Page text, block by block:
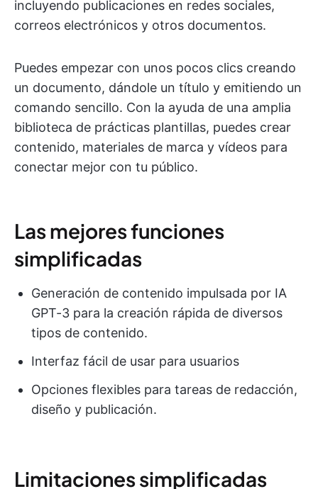
incluyendo publicaciones en redes sociales,
correos electrónicos y otros documentos.
Puedes empezar con unos pocos clics creando
un documento, dándole un título y emitiendo un
comando sencillo. Con la ayuda de una amplia
biblioteca de prácticas plantillas, puedes crear
contenido, materiales de marca y vídeos para
conectar mejor con tu público.
Las mejores funciones
simplificadas
Generación de contenido impulsada por IA
GPT-3 para la creación rápida de diversos
tipos de contenido.
Interfaz fácil de usar para usuarios
Opciones flexibles para tareas de redacción,
diseño y publicación.
Limitaciones simplificadas